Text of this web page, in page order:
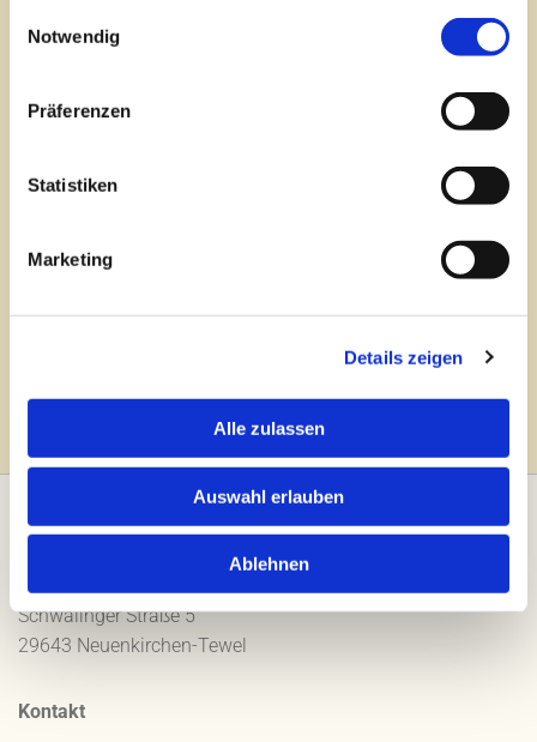
Notwendig
Präferenzen
Statistiken
Marketing
Details zeigen
Alle zulassen
Auswahl erlauben
Ablehnen
USt-IdNr.: DE307862082
Diese Webseite ist ein Produkt von
Adresse
Meyer-Rolladen
Schwalinger Straße 5
29643 Neuenkirchen-Tewel
Kontakt